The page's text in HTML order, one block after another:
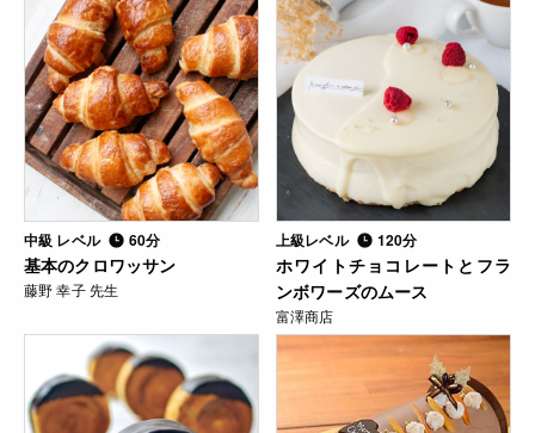
中級 レベル 60分
基本のクロワッサン
藤野 幸子 先生
上級レベル 120分
ホワイトチョコレートとフラ
ンボワーズのムース
富澤商店